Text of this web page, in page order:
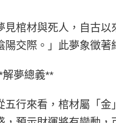
見棺材與死人，自古以
陽交際。」此夢象徵
解夢總義**
五行來看，棺材屬「金